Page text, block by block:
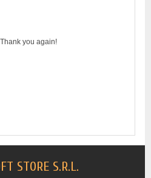
you again!
STORE S.R.L.